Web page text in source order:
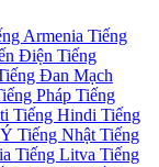
Armenia Tiếng
Điện Tiếng
Đan Mạch
Pháp Tiếng
Tiếng Hindi Tiếng
Tiếng Nhật Tiếng
Tiếng Litva Tiếng